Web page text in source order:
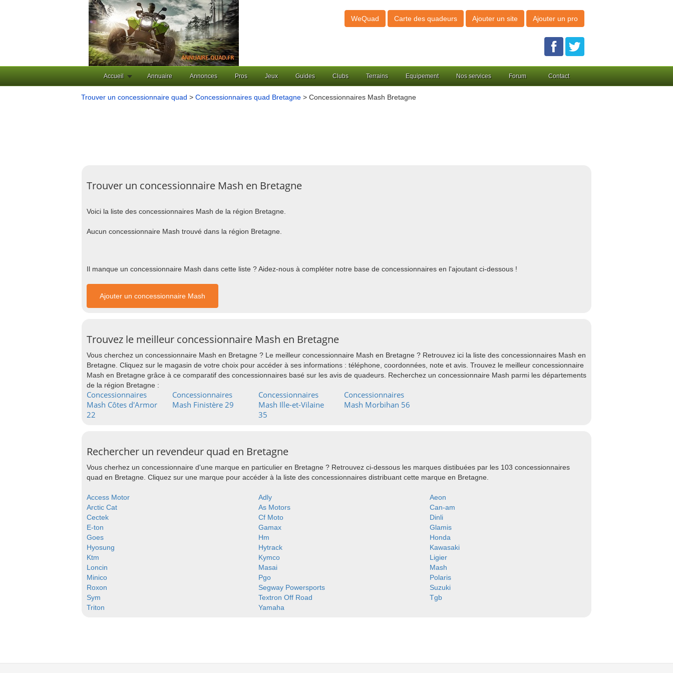
WeQuad Carte des quadeurs Ajouter un site Ajouter un pro
Accueil Annuaire Annonces Pros Jeux Guides Clubs Terrains Equipement Nos services Forum Contact
Trouver un concessionnaire quad > Concessionnaires quad Bretagne > Concessionnaires Mash Bretagne
Trouver un concessionnaire Mash en Bretagne
Voici la liste des concessionnaires Mash de la région Bretagne.
Aucun concessionnaire Mash trouvé dans la région Bretagne.
Il manque un concessionnaire Mash dans cette liste ? Aidez-nous à compléter notre base de concessionnaires en l'ajoutant ci-dessous !
Ajouter un concessionnaire Mash
Trouvez le meilleur concessionnaire Mash en Bretagne
Vous cherchez un concessionnaire Mash en Bretagne ? Le meilleur concessionnaire Mash en Bretagne ? Retrouvez ici la liste des concessionnaires Mash en
Bretagne. Cliquez sur le magasin de votre choix pour accéder à ses informations : téléphone, coordonnées, note et avis. Trouvez le meilleur concessionnaire
Mash en Bretagne grâce à ce comparatif des concessionnaires basé sur les avis de quadeurs. Recherchez un concessionnaire Mash parmi les départements
de la région Bretagne :
Concessionnaires
Mash Côtes d'Armor
22
Concessionnaires
Mash Finistère 29
Concessionnaires
Mash Ille-et-Vilaine
35
Concessionnaires
Mash Morbihan 56
Rechercher un revendeur quad en Bretagne
Vous cherhez un concessionnaire d'une marque en particulier en Bretagne ? Retrouvez ci-dessous les marques distibuées par les 103 concessionnaires
quad en Bretagne. Cliquez sur une marque pour accéder à la liste des concessionnaires distribuant cette marque en Bretagne.
Access Motor Adly
Aeon
Arctic Cat
As Motors
Can-am
Cectek
Cf Moto
Dinli
E-ton
Gamax
Glamis
Goes
Hm
Honda
Hyosung
Hytrack
Kawasaki
Ktm
Kymco
Ligier
Loncin
Masai
Mash
Minico
Pgo
Polaris
Roxon
Segway Powersports
Suzuki
Sym
Textron Off Road
Tgb
Triton
Yamaha